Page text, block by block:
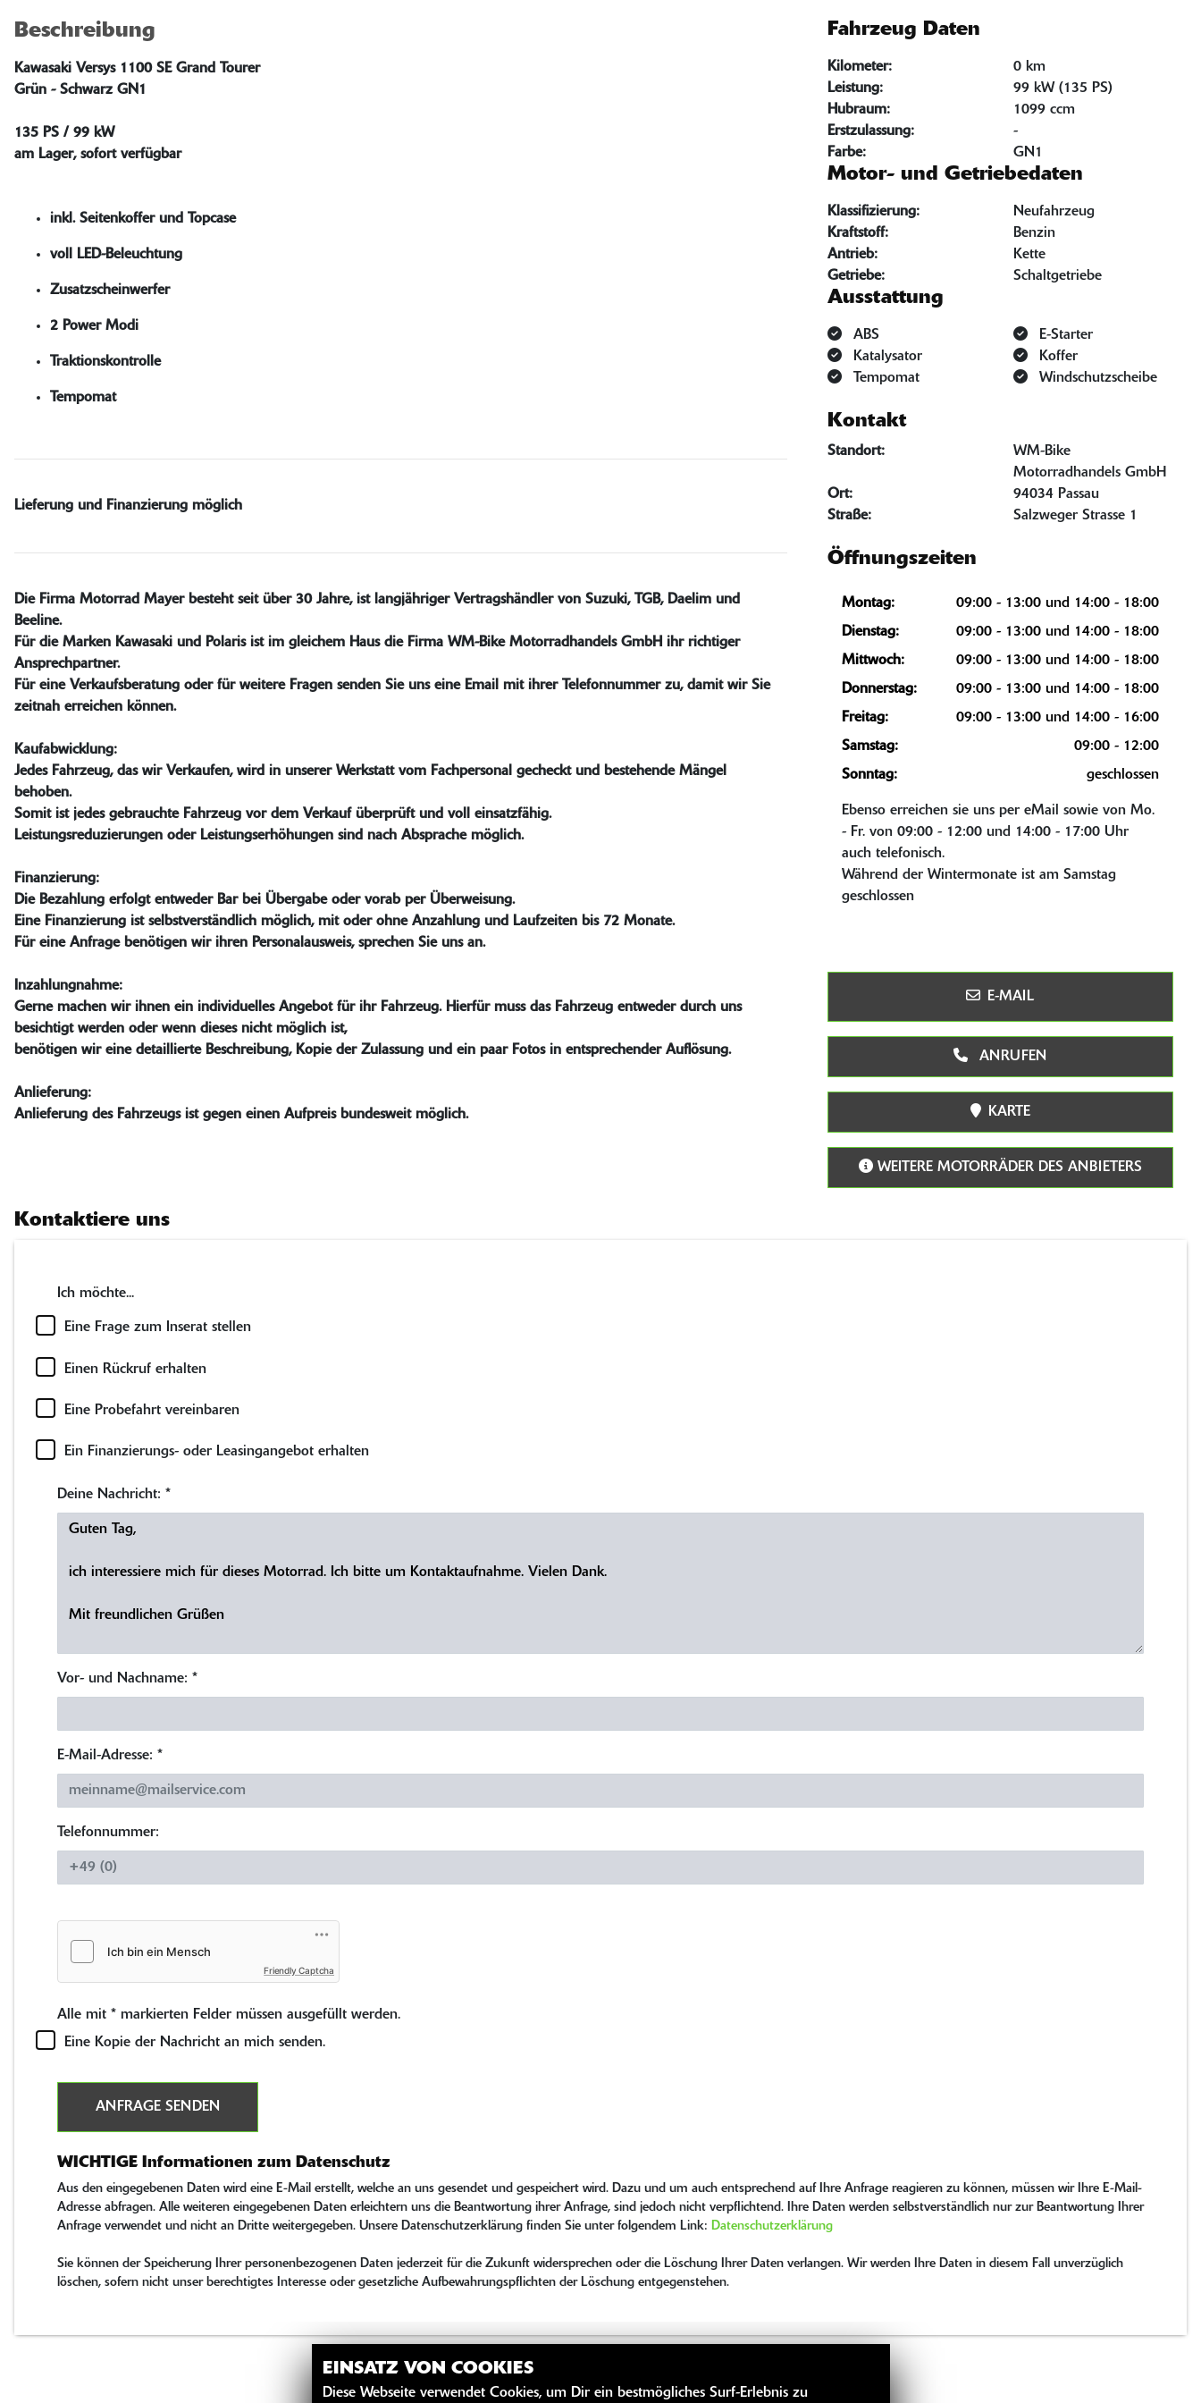
Beschreibung
Kawasaki Versys 1100 SE Grand Tourer
Grün - Schwarz GN1
135 PS / 99 kW
am Lager, sofort verfügbar
inkl. Seitenkoffer und Topcase
voll LED-Beleuchtung
Zusatzscheinwerfer
2 Power Modi
Traktionskontrolle
Tempomat
Lieferung und Finanzierung möglich
Die Firma Motorrad Mayer besteht seit über 30 Jahre, ist langjähriger Vertragshändler von Suzuki, TGB, Daelim und
Beeline.
Für die Marken Kawasaki und Polaris ist im gleichem Haus die Firma WM-Bike Motorradhandels GmbH ihr richtiger
Ansprechpartner.
Für eine Verkaufsberatung oder für weitere Fragen senden Sie uns eine Email mit ihrer Telefonnummer zu, damit wir Sie
zeitnah erreichen können.
Kaufabwicklung:
Jedes Fahrzeug, das wir Verkaufen, wird in unserer Werkstatt vom Fachpersonal gecheckt und bestehende Mängel
behoben.
Somit ist jedes gebrauchte Fahrzeug vor dem Verkauf überprüft und voll einsatzfähig.
Leistungsreduzierungen oder Leistungserhöhungen sind nach Absprache möglich.
Finanzierung:
Die Bezahlung erfolgt entweder Bar bei Übergabe oder vorab per Überweisung.
Eine Finanzierung ist selbstverständlich möglich, mit oder ohne Anzahlung und Laufzeiten bis 72 Monate.
Für eine Anfrage benötigen wir ihren Personalausweis, sprechen Sie uns an.
Inzahlungnahme:
Gerne machen wir ihnen ein individuelles Angebot für ihr Fahrzeug. Hierfür muss das Fahrzeug entweder durch uns
besichtigt werden oder wenn dieses nicht möglich ist,
benötigen wir eine detaillierte Beschreibung, Kopie der Zulassung und ein paar Fotos in entsprechender Auflösung.
Anlieferung:
Anlieferung des Fahrzeugs ist gegen einen Aufpreis bundesweit möglich.
Fahrzeug Daten
Kilometer:
0 km
Leistung:
99 kW (135 PS)
Hubraum:
1099 ccm
Erstzulassung:
-
Farbe:
GN1
Motor- und Getriebedaten
Klassifizierung:
Neufahrzeug
Kraftstoff:
Benzin
Antrieb:
Kette
Getriebe:
Schaltgetriebe
Ausstattung
ABS
E-Starter
Katalysator
Koffer
Tempomat
Windschutzscheibe
Kontakt
Standort:
WM-Bike
Motorradhandels GmbH
Ort:
94034 Passau
Straße:
Salzweger Strasse 1
Öffnungszeiten
Montag:
09:00 - 13:00 und 14:00 - 18:00
Dienstag:
09:00 - 13:00 und 14:00 - 18:00
Mittwoch:
09:00 - 13:00 und 14:00 - 18:00
Donnerstag:
09:00 - 13:00 und 14:00 - 18:00
Freitag:
09:00 - 13:00 und 14:00 - 16:00
Samstag:
09:00 - 12:00
Sonntag:
geschlossen
Ebenso erreichen sie uns per eMail sowie von Mo.
- Fr. von 09:00 - 12:00 und 14:00 - 17:00 Uhr
auch telefonisch.
Während der Wintermonate ist am Samstag
geschlossen
E-MAIL
ANRUFEN
KARTE
WEITERE MOTORRÄDER DES ANBIETERS
Kontaktiere uns
Ich möchte...
Eine Frage zum Inserat stellen
Einen Rückruf erhalten
Eine Probefahrt vereinbaren
Ein Finanzierungs- oder Leasingangebot erhalten
Deine Nachricht: *
Vor- und Nachname: *
E-Mail-Adresse: *
Telefonnummer:
Friendly Captcha
Alle mit * markierten Felder müssen ausgefüllt werden.
Eine Kopie der Nachricht an mich senden.
ANFRAGE SENDEN
WICHTIGE Informationen zum Datenschutz
Aus den eingegebenen Daten wird eine E-Mail erstellt, welche an uns gesendet und gespeichert wird. Dazu und um auch entsprechend auf Ihre Anfrage reagieren zu können, müssen wir Ihre E-Mail-
Adresse abfragen. Alle weiteren eingegebenen Daten erleichtern uns die Beantwortung ihrer Anfrage, sind jedoch nicht verpflichtend. Ihre Daten werden selbstverständlich nur zur Beantwortung Ihrer
Anfrage verwendet und nicht an Dritte weitergegeben. Unsere Datenschutzerklärung finden Sie unter folgendem Link: Datenschutzerklärung
Sie können der Speicherung Ihrer personenbezogenen Daten jederzeit für die Zukunft widersprechen oder die Löschung Ihrer Daten verlangen. Wir werden Ihre Daten in diesem Fall unverzüglich
löschen, sofern nicht unser berechtigtes Interesse oder gesetzliche Aufbewahrungspflichten der Löschung entgegenstehen.
EINSATZ VON COOKIES
Diese Webseite verwendet Cookies, um Dir ein bestmögliches Surf-Erlebnis zu